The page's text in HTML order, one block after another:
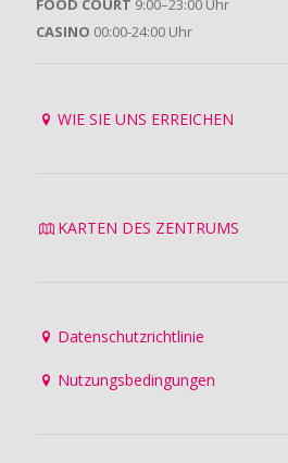
FOOD COURT 9:00–23:00 Uhr
CASINO 00:00-24:00 Uhr
WIE SIE UNS ERREICHEN
KARTEN DES ZENTRUMS
Datenschutzrichtlinie
Nutzungsbedingungen